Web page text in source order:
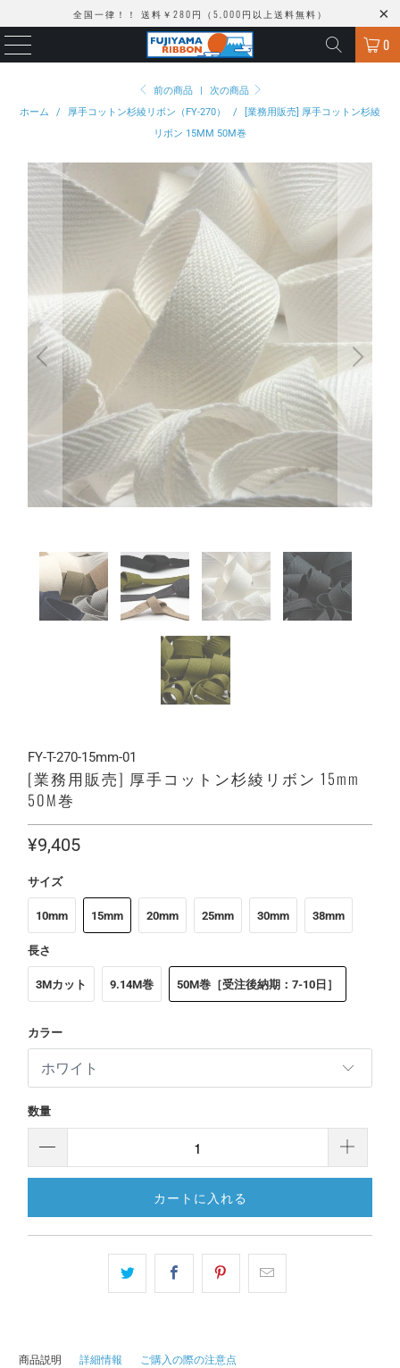
全国一律！！ 送料￥280円（5,000円以上送料無料）
0
前の商品 |
次の商品
ホーム
/ 厚手コットン杉綾リボン（FY-270） /
[業務用販売] 厚手コットン杉綾
リボン 15MM 50M巻
FY-T-270-15mm-01
[業務用販売] 厚手コットン杉綾リボン 15mm
50M巻
¥9,405
サイズ
10mm 15mm 20mm 25mm 30mm 38mm
長さ
3Mカット 9.14M巻 50M巻［受注後納期：7-10日］
カラー
数量
カートに入れる
商品説明 詳細情報 ご購入の際の注意点